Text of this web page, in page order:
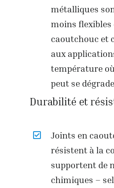
métalliques
moins flexibles
caoutchouc et
aux
température
peut se
Durabilité et
Joints en
résistent à la
supportent de
chimiques –